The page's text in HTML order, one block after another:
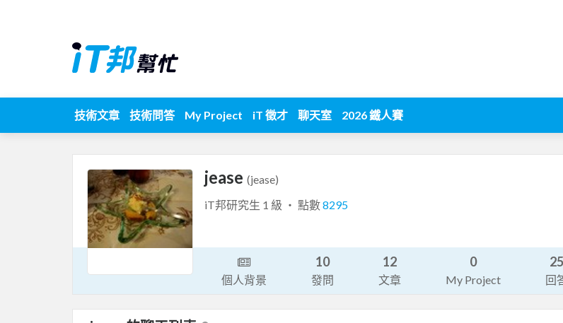
技術文章 技術問答 My Project iT 徵才 聊天室 2026 鐵人賽
jease (jease)
iT邦研究生 1 級 ‧ 點數8295
個人背景
10
發問
12
文章
0
My Project
25
回